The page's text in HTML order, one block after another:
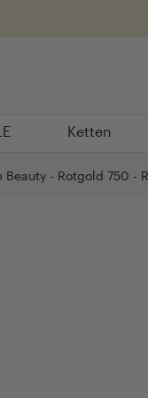
Ketten
Ketten
Beauty - Rotgold 750 -